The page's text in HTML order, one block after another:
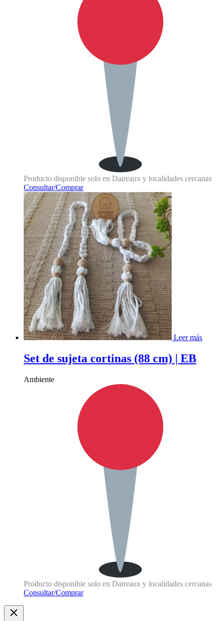
Producto disponible solo en Daireaux y localidades cercanas
Consultar/Comprar
Leer más
Set de sujeta cortinas (88 cm) | EB
Ambiente
Producto disponible solo en Daireaux y localidades cercanas
Consultar/Comprar